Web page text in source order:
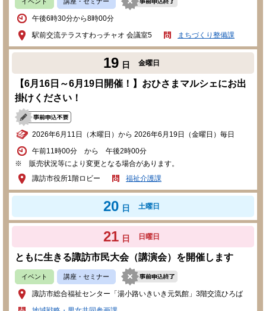
午後6時30分から8時00分
駅前交流テラスすわっチャオ 会議室5
まちづくり整備課
19 日 金曜日
【6月16日～6月19日開催！】おひさまマルシェにお出
掛けください！
2026年6月11日（木曜日）から 2026年6月19日（金曜日）毎日
午前11時00分 から 午後2時00分
※ 販売状況等により変更となる場合があります。
諏訪市役所1階ロビー
福祉介護課
20 日 土曜日
21 日 日曜日
ともに生きる諏訪市民大会（講演会）を開催します
イベント 講座・セミナー
諏訪市総合福祉センター「湯小路いきいき元気館」3階交流ひろば